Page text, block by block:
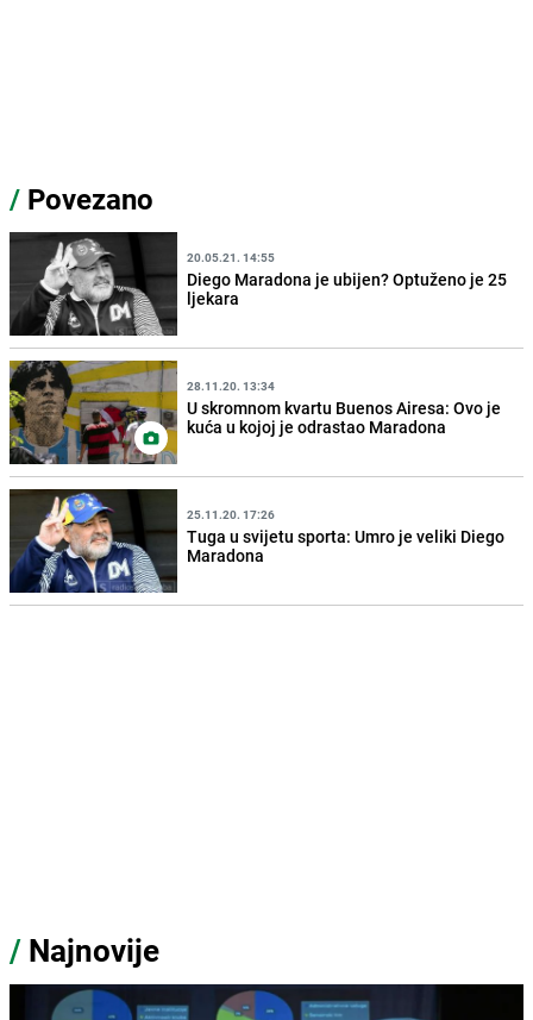
/ Povezano
20.05.21. 14:55
Diego Maradona je ubijen? Optuženo je 25
ljekara
28.11.20. 13:34
U skromnom kvartu Buenos Airesa: Ovo je
kuća u kojoj je odrastao Maradona
25.11.20. 17:26
Tuga u svijetu sporta: Umro je veliki Diego
Maradona
/ Najnovije